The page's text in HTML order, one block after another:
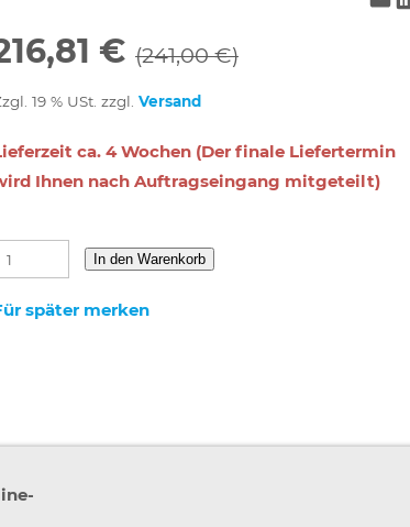
€ (241,00 €)
19 % USt. zzgl. Versand
ca. 4 Wochen (Der finale Liefertermin
Ihnen nach Auftragseingang mitgeteilt)
In den Warenkorb
später merken
KARRIERE
BUTTON